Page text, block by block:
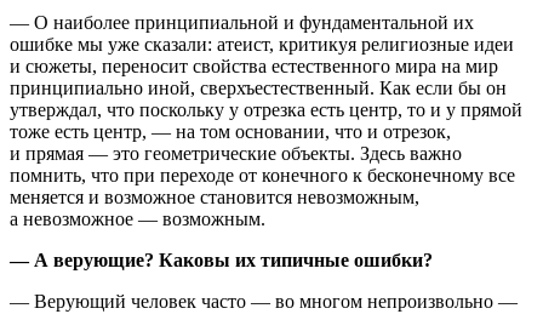
— О наиболее принципиальной и фундаментальной их
ошибке мы уже сказали: атеист, критикуя религиозные идеи
и сюжеты, переносит свойства естественного мира на мир
принципиально иной, сверхъестественный. Как если бы он
утверждал, что поскольку у отрезка есть центр, то и у прямой
тоже есть центр, — на том основании, что и отрезок,
и прямая — это геометрические объекты. Здесь важно
помнить, что при переходе от конечного к бесконечному все
меняется и возможное становится невозможным,
а невозможное — возможным.
— А верующие? Каковы их типичные ошибки?
— Верующий человек часто — во многом непроизвольно —